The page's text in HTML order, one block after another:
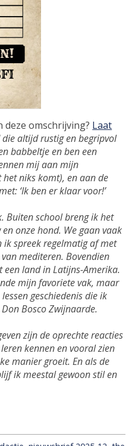
omschrijving? Laat
die altijd rustig en begripvol
babbeltje en ben een
mij aan mijn
niks komt), en aan de
‘Ik ben er klaar voor!’
Buiten school breng ik het
onze hond. We gaan vaak
spreek regelmatig af met
mediteren. Bovendien
land in Latijns-Amerika.
mijn favoriete vak, maar
geschiedenis die ik
Bosco Zwijnaarde.
zijn de oprechte reacties
kennen en vooral zien
manier groeit. En als de
ik meestal gewoon stil en